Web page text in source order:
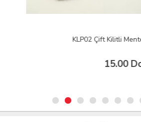
KLP02 Çift Kilitli
15.00 Dolar